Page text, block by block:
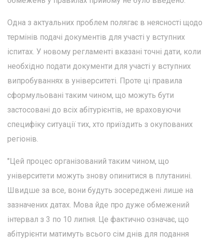
Одна з актуальних проблем полягає в неясності щодо
термінів подачі документів для участі у вступних
іспитах. У новому регламенті вказані точні дати, коли
необхідно подати документи для участі у вступних
випробуваннях в університеті. Проте ці правила
сформульовані таким чином, що можуть бути
застосовані до всіх абітурієнтів, не враховуючи
специфіку ситуації тих, хто приїздить з окупованих
регіонів.
"Цей процес організований таким чином, що
університети можуть знову опинитися в плутанині.
Швидше за все, вони будуть зосереджені лише на
зазначених датах. Мова йде про дуже обмежений
інтервал з 3 по 10 липня. Це фактично означає, що
абітурієнти матимуть всього сім днів для подання